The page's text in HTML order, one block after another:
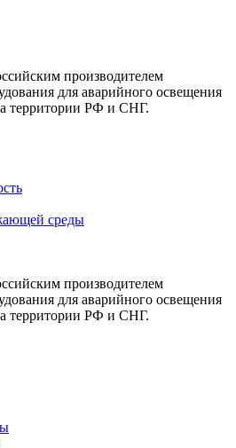
производителем
для аварийного освещения
территории РФ и СНГ.
среды
производителем
для аварийного освещения
территории РФ и СНГ.